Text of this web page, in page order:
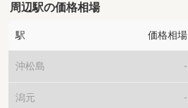
周辺駅の価格相場
駅 価格相場
沖松島 -
潟元 -